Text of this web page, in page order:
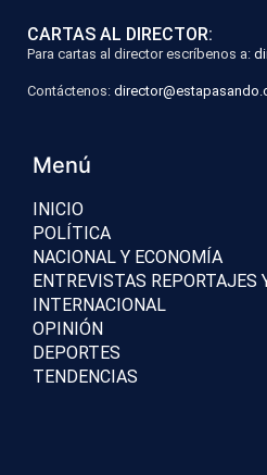
CARTAS AL DIRECTOR:
Para cartas al director escríbenos a:
Contáctenos:
Menú
INICIO
POLÍTICA
NACIONAL Y ECONOMÍA
ENTREVISTAS REPORTAJES
INTERNACIONAL
OPINIÓN
DEPORTES
TENDENCIAS